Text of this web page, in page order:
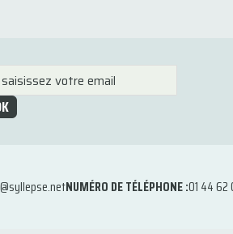
NUMÉRO DE TÉLÉPHONE :01 44